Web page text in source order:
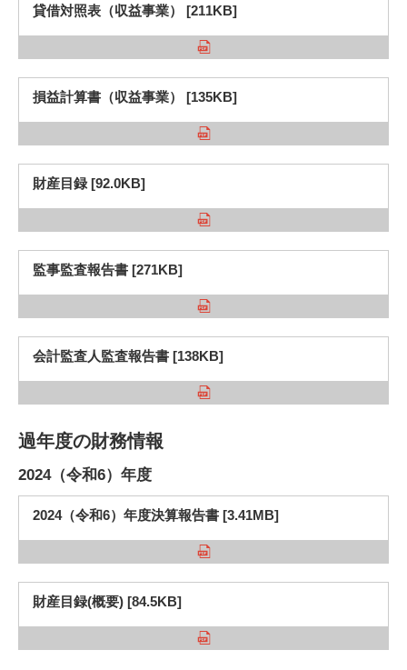
貸借対照表（収益事業） [211KB]
損益計算書（収益事業） [135KB]
財産目録 [92.0KB]
監事監査報告書 [271KB]
会計監査人監査報告書 [138KB]
過年度の財務情報
2024（令和6）年度
2024（令和6）年度決算報告書 [3.41MB]
財産目録(概要) [84.5KB]